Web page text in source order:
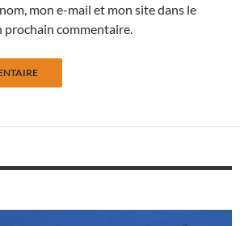
mon e-mail et mon site dans le
commentaire.